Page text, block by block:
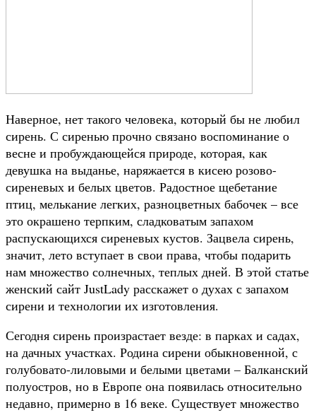
Наверное, нет такого человека, который бы не любил
сирень. С сиренью прочно связано воспоминание о
весне и пробуждающейся природе, которая, как
девушка на выданье, наряжается в кисею розово-
сиреневых и белых цветов. Радостное щебетание
птиц, мелькание легких, разноцветных бабочек – все
это окрашено терпким, сладковатым запахом
распускающихся сиреневых кустов. Зацвела сирень,
значит, лето вступает в свои права, чтобы подарить
нам множество солнечных, теплых дней. В этой статье
женский сайт JustLady расскажет о духах с запахом
сирени и технологии их изготовления.
Сегодня сирень произрастает везде: в парках и садах,
на дачных участках. Родина сирени обыкновенной, с
голубовато-лиловыми и белыми цветами – Балканский
полуостров, но в Европе она появилась относительно
недавно, примерно в 16 веке. Существует множество